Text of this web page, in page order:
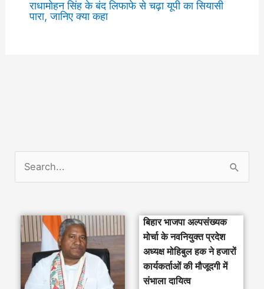
राधामोहन सिंह के बंद लिफाफे से चढ़ा यूपी का सियासी
पारा, जानिए क्या कहा
बिहार भाजपा अल्पसंख्यक
मोर्चा के नवनियुक्त प्रदेश
अध्यक्ष मोहिबुल हक ने हजारों
कार्यकर्ताओं की मौजूदगी में
संभाला दायित्व